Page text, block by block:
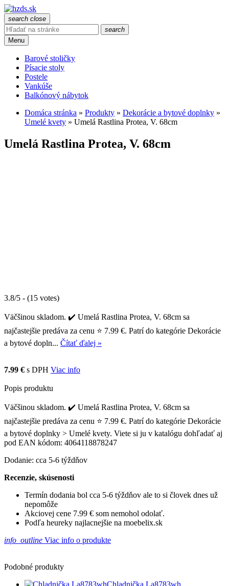
search close
search
Menu
Barové stoličky
Písacie stoly
Postele
Vankúše
Balkónový nábytok
Domáca stránka » Produkty » Dekorácie a bytové doplnky »
Umelé kvety » Umelá Rastlina Protea, V. 68cm
Umelá Rastlina Protea, V. 68cm
3.8/5 - (15 votes)
Väčšinou skladom. ✔️ Umelá Rastlina Protea, V. 68cm sa
najčastejšie predáva za cenu ⭐ 7.99 €. Patrí do kategórie Dekorácie
a bytové dopln... Čítať ďalej »
7.99 € s DPH Viac info
Popis produktu
Väčšinou skladom. ✔️ Umelá Rastlina Protea, V. 68cm sa
najčastejšie predáva za cenu ⭐ 7.99 €. Patrí do kategórie Dekorácie
a bytové doplnky > Umelé kvety. Viete si ju v katalógu dohľadať aj
pod EAN kódom: 4064118878247
Dodanie: cca 5-6 týždňov
Recenzie, skúsenosti
Termín dodania bol cca 5-6 týždňov ale to si človek dnes už
nepomôže
Akciovej cene 7.99 € som nemohol odolať.
Podľa heureky najlacnejšie na moebelix.sk
info_outline Viac info o produkte
Podobné produkty
Chladnička La8783wh